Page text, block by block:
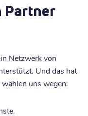
Partner
Netzwerk von
Und das hat
uns wegen: